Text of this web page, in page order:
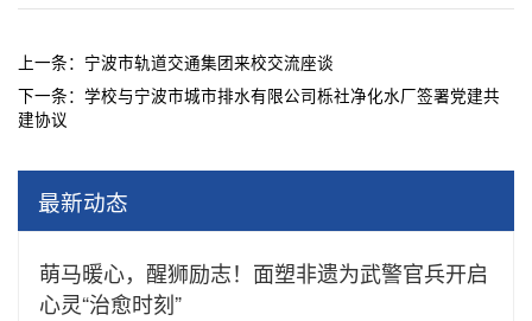
上一条： 宁波市轨道交通集团来校交流座谈
下一条： 学校与宁波市城市排水有限公司栎社净化水厂签署党建共
建协议
最新动态
萌马暖心，醒狮励志！面塑非遗为武警官兵开启
心灵“治愈时刻”